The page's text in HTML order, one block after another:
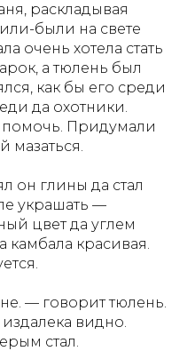
раскладывая
были на свете
очень хотела стать
а тюлень был
как бы его среди
да охотники.
Придумали
мазаться.
он глины да стал
украшать —
цвет да углем
камбала красивая.
— говорит тюлень.
видно.
стал.